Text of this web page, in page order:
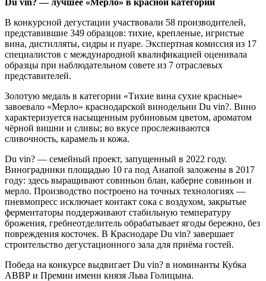
Du vin? — лучшее «Мерло» в красной категории
В конкурсной дегустации участвовали 58 производителей,
представившие 349 образцов: тихие, крепленые, игристые
вина, дистилляты, сидры и пуаре. Экспертная комиссия из 17
специалистов с международной квалификацией оценивала
образцы при наблюдательном совете из 7 отраслевых
представителей.
Золотую медаль в категории «Тихие вина сухие красные»
завоевало «Мерло» краснодарской винодельни Du vin?. Вино
характеризуется насыщенным рубиновым цветом, ароматом
чёрной вишни и сливы; во вкусе прослеживаются
сливочность, карамель и кожа.
Du vin? — семейный проект, запущенный в 2022 году.
Виноградники площадью 10 га под Анапой заложены в 2017
году: здесь выращивают совиньон блан, каберне совиньон и
мерло. Производство построено на точных технологиях —
пневмопресс исключает контакт сока с воздухом, закрытые
ферментаторы поддерживают стабильную температуру
брожения, гребнеотделитель обрабатывает ягоды бережно, без
повреждения косточек. В Краснодаре Du vin? завершает
строительство дегустационного зала для приёма гостей.
Победа на конкурсе выдвигает Du vin? в номинанты Кубка
АВВР и Премии имени князя Льва Голицына.